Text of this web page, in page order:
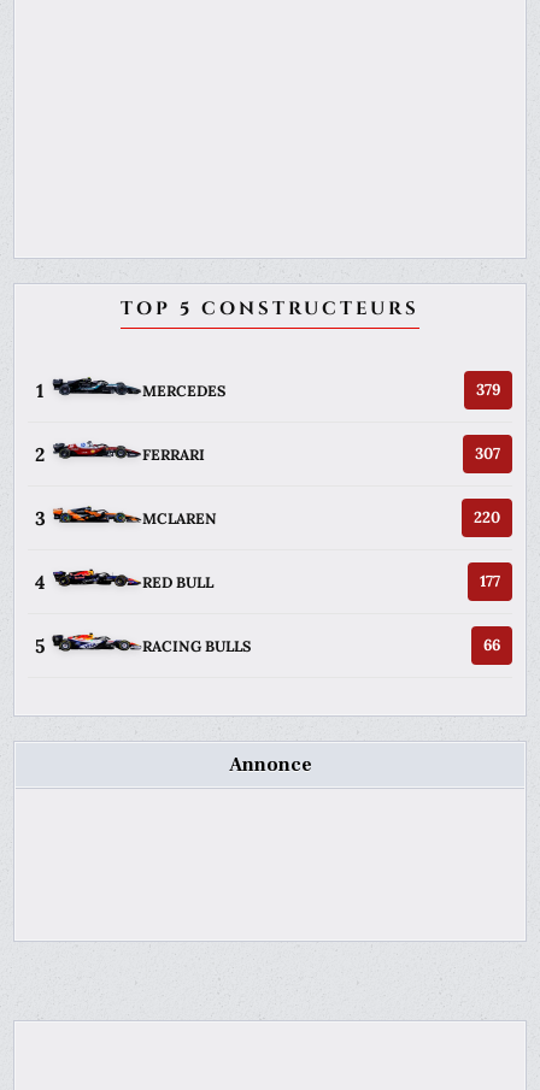
TOP 5 CONSTRUCTEURS
1 MERCEDES 379
2 FERRARI 307
3 MCLAREN 220
4 RED BULL 177
5 RACING BULLS 66
Annonce